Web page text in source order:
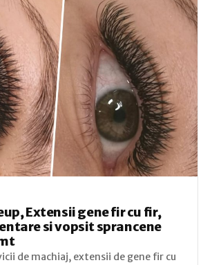
Extensii gene fir cu fir,
si vopsit sprancene
de machiaj, extensii de gene fir cu